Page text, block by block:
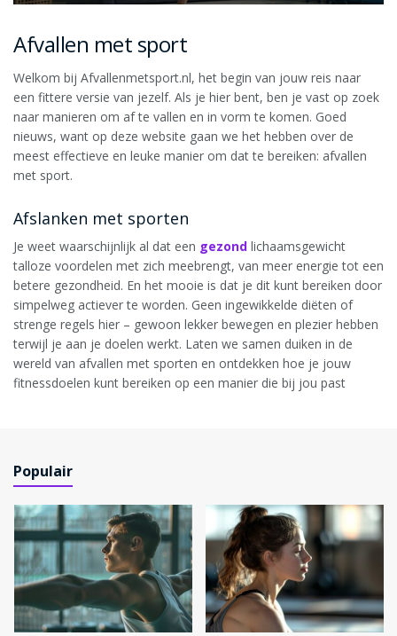
Afvallen met sport
Welkom bij Afvallenmetsport.nl, het begin van jouw reis naar
een fittere versie van jezelf. Als je hier bent, ben je vast op zoek
naar manieren om af te vallen en in vorm te komen. Goed
nieuws, want op deze website gaan we het hebben over de
meest effectieve en leuke manier om dat te bereiken: afvallen
met sport.
Afslanken met sporten
Je weet waarschijnlijk al dat een gezond lichaamsgewicht
talloze voordelen met zich meebrengt, van meer energie tot een
betere gezondheid. En het mooie is dat je dit kunt bereiken door
simpelweg actiever te worden. Geen ingewikkelde diëten of
strenge regels hier – gewoon lekker bewegen en plezier hebben
terwijl je aan je doelen werkt. Laten we samen duiken in de
wereld van afvallen met sporten en ontdekken hoe je jouw
fitnessdoelen kunt bereiken op een manier die bij jou past
Populair